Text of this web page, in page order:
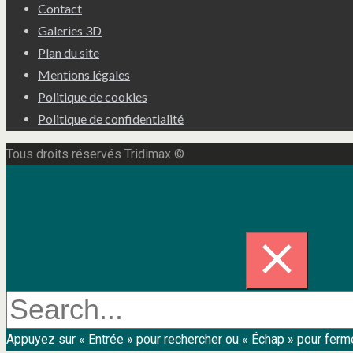
Contact
Galeries 3D
Plan du site
Mentions légales
Politique de cookies
Politique de confidentialité
Tous droits réservés Tridimax ©
Appuyez sur « Entrée » pour rechercher ou « Échap » pour